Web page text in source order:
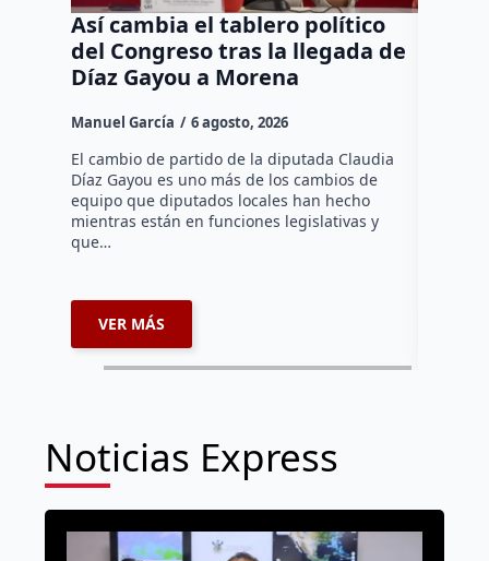
Así cambia el tablero político
del Congreso tras la llegada de
Díaz Gayou a Morena
Manuel García 6 agosto, 2026
El cambio de partido de la diputada Claudia
Díaz Gayou es uno más de los cambios de
equipo que diputados locales han hecho
mientras están en funciones legislativas y
que…
VER MÁS
Noticias Express